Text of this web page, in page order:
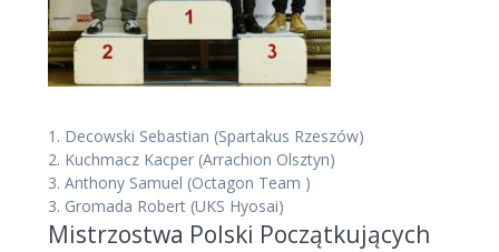
1. Decowski Sebastian (Spartakus Rzeszów)
2. Kuchmacz Kacper (Arrachion Olsztyn)
3. Anthony Samuel (Octagon Team )
3. Gromada Robert (UKS Hyosai)
Mistrzostwa Polski Początkujących